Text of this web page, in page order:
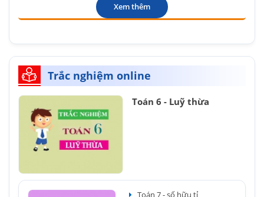
Xem thêm
Trắc nghiệm online
Toán 6 - Luỹ thừa
Toán 7 - số hữu tỉ